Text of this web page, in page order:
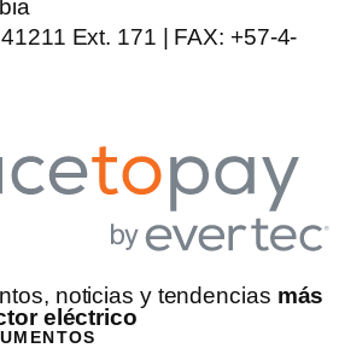
Ext. 171 | FAX: +57-4-
noticias y tendencias más
eléctrico